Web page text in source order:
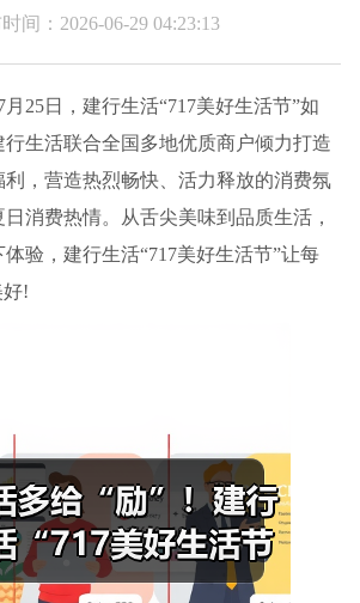
间：2026-06-29 04:23:13
月25日，建行生活“717美好生活节”如
生活联合全国多地优质商户倾力打造
，营造热烈畅快、活力释放的消费氛
消费热情。从舌尖美味到品质生活，
验，建行生活“717美好生活节”让每
好!